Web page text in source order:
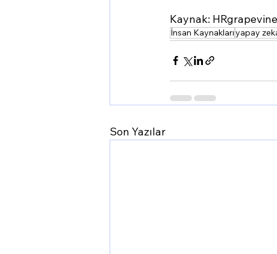
Kaynak:
İnsan Kaynaklarıyapay
Son Yazılar